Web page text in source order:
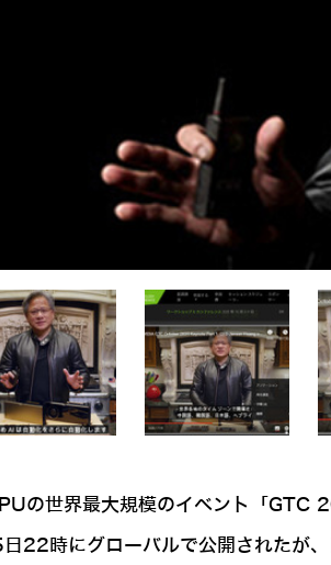
の世界最大規模のイベント「GTC
22時にグローバルで公開されたが